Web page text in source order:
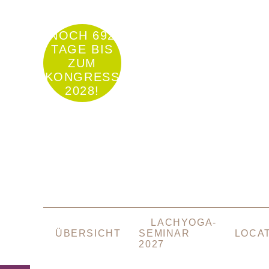
NOCH 692
TAGE BIS
ZUM
KONGRESS
2028!
ÜBERSPRINGEN
ÜBERSICHT
LACHYOGA-
SEMINAR
2027